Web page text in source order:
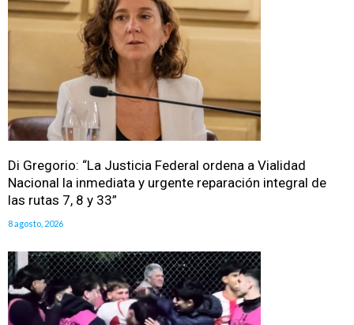
Di Gregorio: “La Justicia Federal ordena a Vialidad
Nacional la inmediata y urgente reparación integral de
las rutas 7, 8 y 33”
8 agosto, 2026